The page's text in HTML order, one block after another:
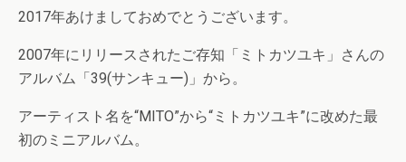
2017年あけましておめでとうございます。
2007年にリリースされたご存知「ミトカツユキ」さんの
アルバム「39(サンキュー)」から。
アーティスト名を“MITO”から“ミトカツユキ”に改めた最
初のミニアルバム。